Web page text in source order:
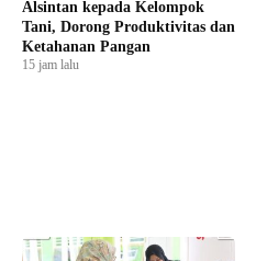
Alsintan kepada Kelompok
Tani, Dorong Produktivitas dan
Ketahanan Pangan
15 jam lalu